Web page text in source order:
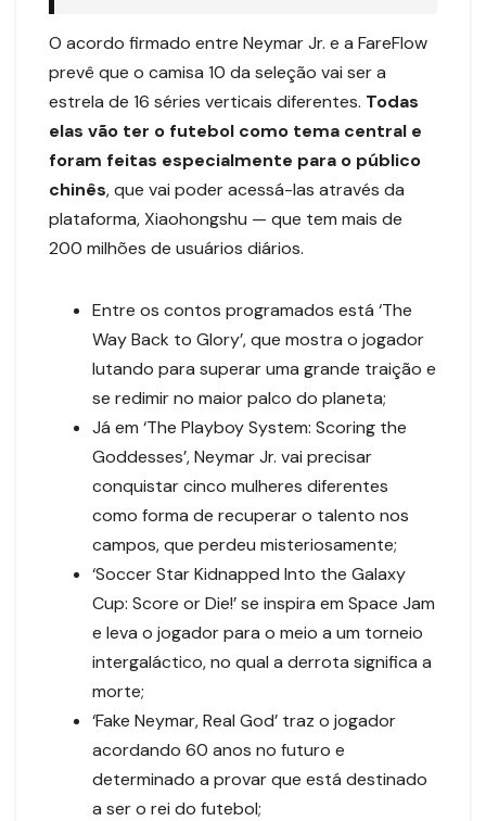
O acordo firmado entre Neymar Jr. e a FareFlow
prevê que o camisa 10 da seleção vai ser a
estrela de 16 séries verticais diferentes. Todas
elas vão ter o futebol como tema central e
foram feitas especialmente para o público
chinês, que vai poder acessá-las através da
plataforma, Xiaohongshu — que tem mais de
200 milhões de usuários diários.
Entre os contos programados está ‘The
Way Back to Glory’, que mostra o jogador
lutando para superar uma grande traição e
se redimir no maior palco do planeta;
Já em ‘The Playboy System: Scoring the
Goddesses’, Neymar Jr. vai precisar
conquistar cinco mulheres diferentes
como forma de recuperar o talento nos
campos, que perdeu misteriosamente;
‘Soccer Star Kidnapped Into the Galaxy
Cup: Score or Die!’ se inspira em Space Jam
e leva o jogador para o meio a um torneio
intergaláctico, no qual a derrota significa a
morte;
‘Fake Neymar, Real God’ traz o jogador
acordando 60 anos no futuro e
determinado a provar que está destinado
a ser o rei do futebol;